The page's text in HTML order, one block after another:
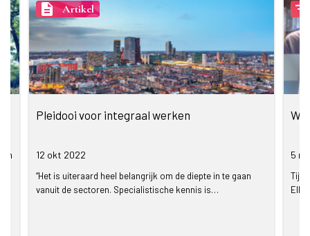
description Artikel
Pleidooi voor integraal werken
12 okt 2022
“Het is uiteraard heel belangrijk om de diepte in te gaan
vanuit de sectoren. Specialistische kennis is…
filter_list
Wij
5